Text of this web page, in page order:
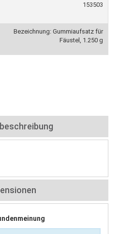
153503
Bezeichnung: Gummiaufsatz für
Fäustel, 1.250 g